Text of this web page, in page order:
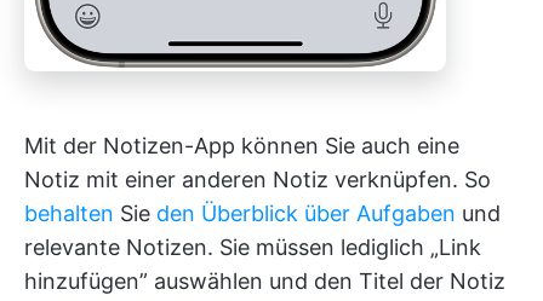
Mit der Notizen-App können Sie auch eine
Notiz mit einer anderen Notiz verknüpfen. So
behalten Sie den Überblick über Aufgaben und
relevante Notizen. Sie müssen lediglich „Link
hinzufügen” auswählen und den Titel der Notiz